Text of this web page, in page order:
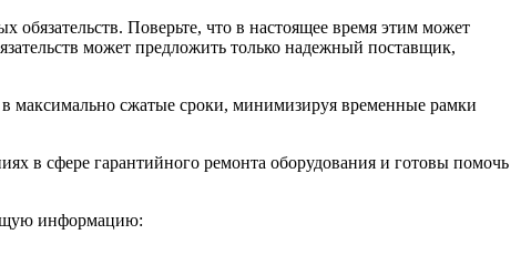
Поверьте, что в настоящее время этим может
может предложить только надежный поставщик,
максимально сжатые сроки, минимизируя временные рамки
в сфере гарантийного ремонта оборудования и готовы помочь
информацию: